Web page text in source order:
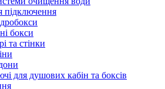
бокси
та стінки
для душових кабін та боксів